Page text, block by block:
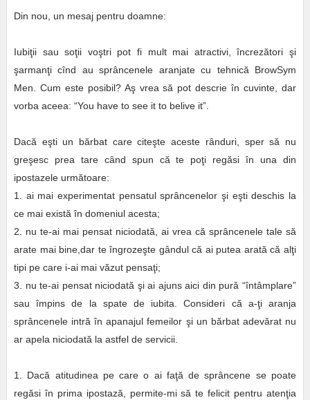
Din nou, un mesaj pentru doamne:
Iubiţii sau soţii voştri pot fi mult mai atractivi, încrezători şi
şarmanţi cînd au sprâncenele aranjate cu tehnică BrowSym
Men. Cum este posibil? Aş vrea să pot descrie în cuvinte, dar
vorba aceea: “You have to see it to belive it”.
Dacă eşti un bărbat care citeşte aceste rânduri, sper să nu
greşesc prea tare când spun că te poţi regăsi în una din
ipostazele următoare:
1. ai mai experimentat pensatul sprâncenelor şi eşti deschis la
ce mai există în domeniul acesta;
2. nu te-ai mai pensat niciodată, ai vrea că sprâncenele tale să
arate mai bine,dar te îngrozeşte gândul că ai putea arată că alţi
tipi pe care i-ai mai văzut pensaţi;
3. nu te-ai pensat niciodată şi ai ajuns aici din pură “întâmplare”
sau împins de la spate de iubita. Consideri că a-ţi aranja
sprâncenele intră în apanajul femeilor şi un bărbat adevărat nu
ar apela niciodată la astfel de servicii.
1. Dacă atitudinea pe care o ai faţă de sprâncene se poate
regăsi în prima ipostază, permite-mi să te felicit pentru atenţia